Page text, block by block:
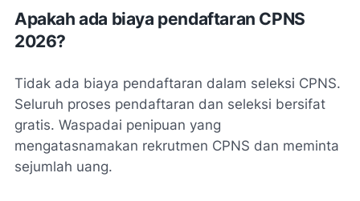
Apakah ada biaya pendaftaran CPNS
2026?
Tidak ada biaya pendaftaran dalam seleksi CPNS.
Seluruh proses pendaftaran dan seleksi bersifat
gratis. Waspadai penipuan yang
mengatasnamakan rekrutmen CPNS dan meminta
sejumlah uang.